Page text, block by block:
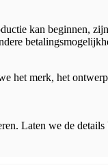
kan beginnen,
het merk, het
Laten we de